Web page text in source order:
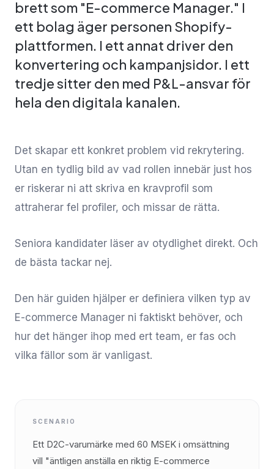
brett som "E-commerce Manager." I
ett bolag äger personen Shopify-
plattformen. I ett annat driver den
konvertering och kampanjsidor. I ett
tredje sitter den med P&L-ansvar för
hela den digitala kanalen.
Det skapar ett konkret problem vid rekrytering.
Utan en tydlig bild av vad rollen innebär just hos
er riskerar ni att skriva en kravprofil som
attraherar fel profiler, och missar de rätta.
Seniora kandidater läser av otydlighet direkt. Och
de bästa tackar nej.
Den här guiden hjälper er definiera vilken typ av
E-commerce Manager ni faktiskt behöver, och
hur det hänger ihop med ert team, er fas och
vilka fällor som är vanligast.
SCENARIO
Ett D2C-varumärke med 60 MSEK i omsättning
vill "äntligen anställa en riktig E-commerce